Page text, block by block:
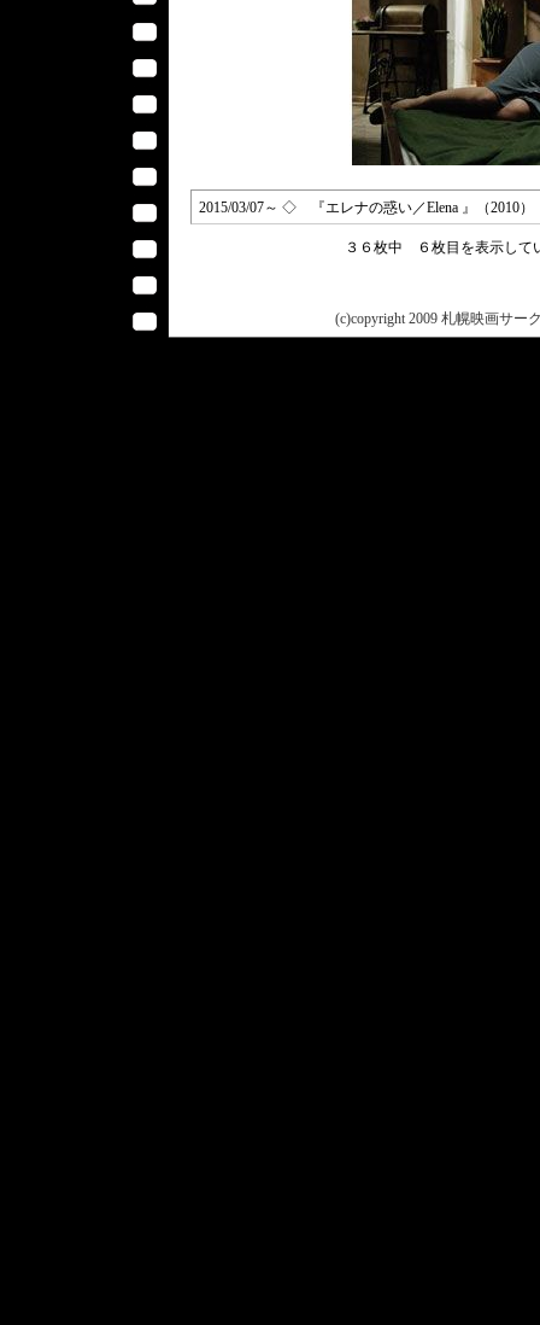
2015/03/07～ ◇ 『エレナの惑い／Elena 』（2010）
３６枚中 ６枚目を表示し
(c)copyright 2009 札幌映画サー